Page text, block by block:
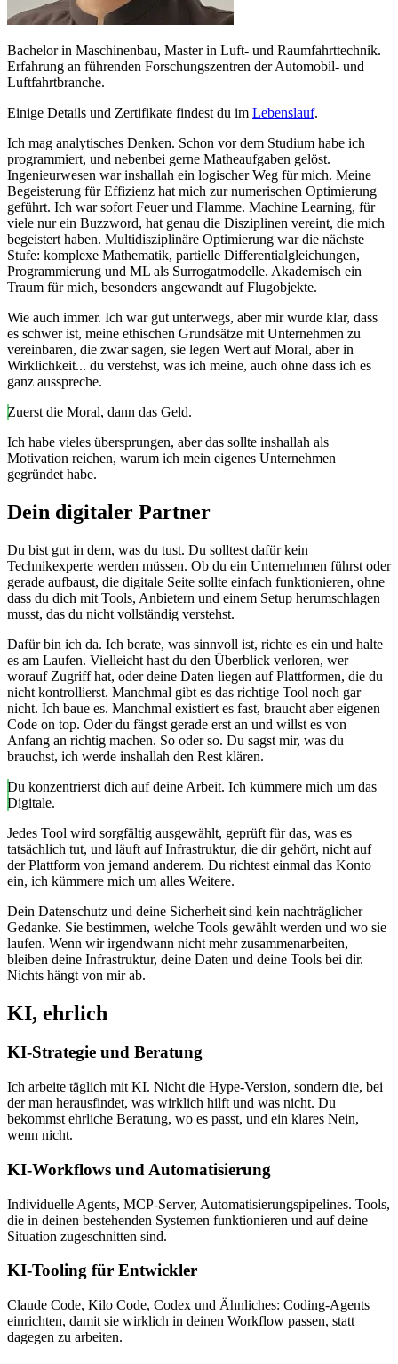
Bachelor in Maschinenbau, Master in Luft- und Raumfahrttechnik.
Erfahrung an führenden Forschungszentren der Automobil- und
Luftfahrtbranche.
Einige Details und Zertifikate findest du im Lebenslauf.
Ich mag analytisches Denken. Schon vor dem Studium habe ich
programmiert, und nebenbei gerne Matheaufgaben gelöst.
Ingenieurwesen war inshallah ein logischer Weg für mich. Meine
Begeisterung für Effizienz hat mich zur numerischen Optimierung
geführt. Ich war sofort Feuer und Flamme. Machine Learning, für
viele nur ein Buzzword, hat genau die Disziplinen vereint, die mich
begeistert haben. Multidisziplinäre Optimierung war die nächste
Stufe: komplexe Mathematik, partielle Differentialgleichungen,
Programmierung und ML als Surrogatmodelle. Akademisch ein
Traum für mich, besonders angewandt auf Flugobjekte.
Wie auch immer. Ich war gut unterwegs, aber mir wurde klar, dass
es schwer ist, meine ethischen Grundsätze mit Unternehmen zu
vereinbaren, die zwar sagen, sie legen Wert auf Moral, aber in
Wirklichkeit... du verstehst, was ich meine, auch ohne dass ich es
ganz ausspreche.
Zuerst die Moral, dann das Geld.
Ich habe vieles übersprungen, aber das sollte inshallah als
Motivation reichen, warum ich mein eigenes Unternehmen
gegründet habe.
Dein digitaler Partner
Du bist gut in dem, was du tust. Du solltest dafür kein
Technikexperte werden müssen. Ob du ein Unternehmen führst oder
gerade aufbaust, die digitale Seite sollte einfach funktionieren, ohne
dass du dich mit Tools, Anbietern und einem Setup herumschlagen
musst, das du nicht vollständig verstehst.
Dafür bin ich da. Ich berate, was sinnvoll ist, richte es ein und halte
es am Laufen. Vielleicht hast du den Überblick verloren, wer
worauf Zugriff hat, oder deine Daten liegen auf Plattformen, die du
nicht kontrollierst. Manchmal gibt es das richtige Tool noch gar
nicht. Ich baue es. Manchmal existiert es fast, braucht aber eigenen
Code on top. Oder du fängst gerade erst an und willst es von
Anfang an richtig machen. So oder so. Du sagst mir, was du
brauchst, ich werde inshallah den Rest klären.
Du konzentrierst dich auf deine Arbeit. Ich kümmere mich um das
Digitale.
Jedes Tool wird sorgfältig ausgewählt, geprüft für das, was es
tatsächlich tut, und läuft auf Infrastruktur, die dir gehört, nicht auf
der Plattform von jemand anderem. Du richtest einmal das Konto
ein, ich kümmere mich um alles Weitere.
Dein Datenschutz und deine Sicherheit sind kein nachträglicher
Gedanke. Sie bestimmen, welche Tools gewählt werden und wo sie
laufen. Wenn wir irgendwann nicht mehr zusammenarbeiten,
bleiben deine Infrastruktur, deine Daten und deine Tools bei dir.
Nichts hängt von mir ab.
KI, ehrlich
KI-Strategie und Beratung
Ich arbeite täglich mit KI. Nicht die Hype-Version, sondern die, bei
der man herausfindet, was wirklich hilft und was nicht. Du
bekommst ehrliche Beratung, wo es passt, und ein klares Nein,
wenn nicht.
KI-Workflows und Automatisierung
Individuelle Agents, MCP-Server, Automatisierungspipelines. Tools,
die in deinen bestehenden Systemen funktionieren und auf deine
Situation zugeschnitten sind.
KI-Tooling für Entwickler
Claude Code, Kilo Code, Codex und Ähnliches: Coding-Agents
einrichten, damit sie wirklich in deinen Workflow passen, statt
dagegen zu arbeiten.